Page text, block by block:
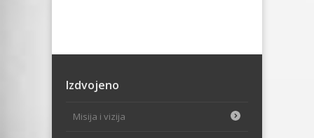
Izdvojeno
Misija i vizija